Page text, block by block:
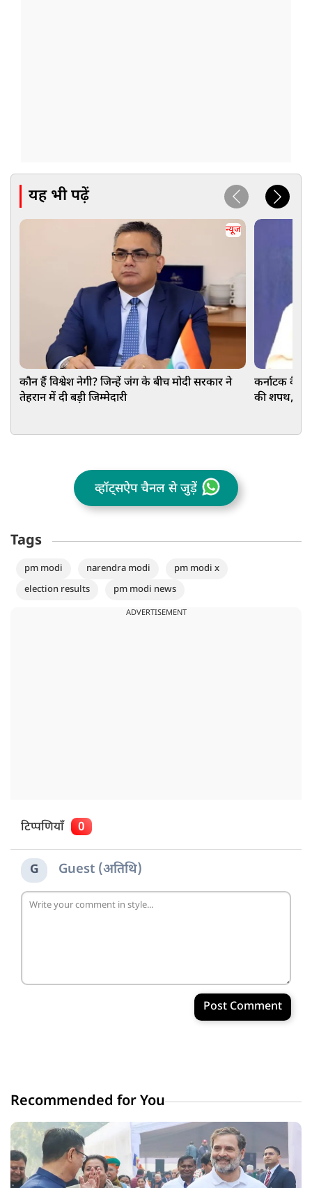
यह भी पढ़ें
न्यूज
कौन हैं विश्वेश नेगी? जिन्हें जंग के बीच मोदी सरकार ने
तेहरान में दी बड़ी जिम्मेदारी
कर्नाटक
की शपथ,
व्हॉट्सऐप चैनल से जुड़ें
Tags
pm modi narendra modi
pm modi x
election results
pm modi news
ADVERTISEMENT
टिप्पणियाँ 0
G Guest (अतिथि)
Post Comment
Recommended for You